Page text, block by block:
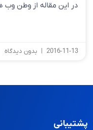
در این مقاله از وطن
2016-11-13 بدون دیدگاه
پشتیبانی